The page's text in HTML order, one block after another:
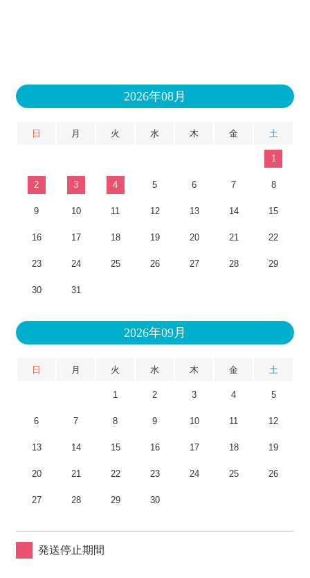
2026年08月
日 月 火 水 木 金 土
1
2 3 4 5 6 7 8
9 10 11 12 13 14 15
16 17 18 19 20 21 22
23 24 25 26 27 28 29
30 31
2026年09月
日 月 火 水 木 金 土
1 2 3 4 5
6 7 8 9 10 11 12
13 14 15 16 17 18 19
20 21 22 23 24 25 26
27 28 29 30
発送停止期間